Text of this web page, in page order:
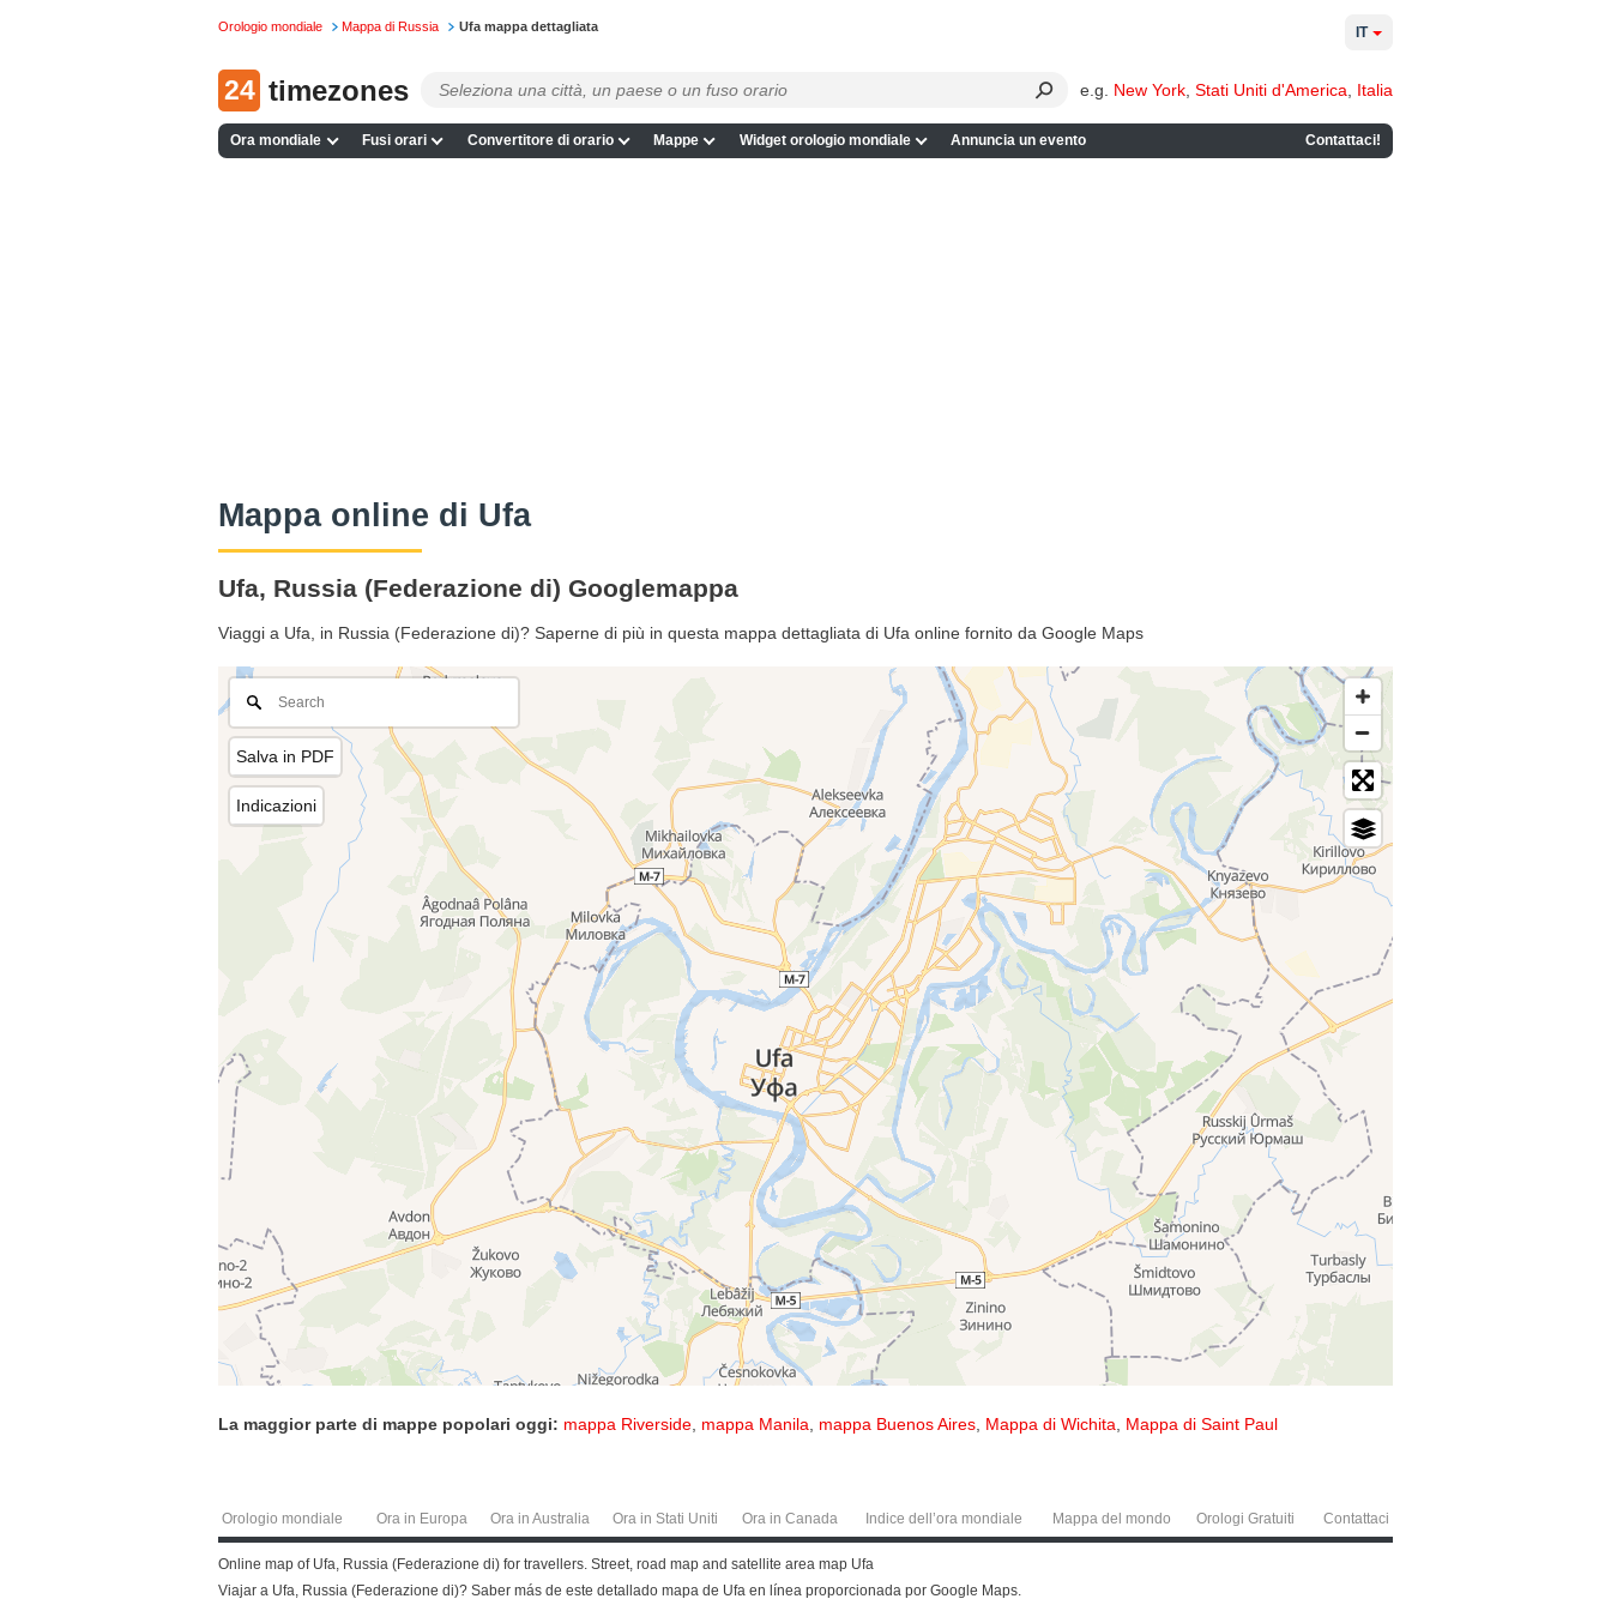
Orologio mondiale Mappa di Russia Ufa mappa dettagliata
24 timezones e.g. New York Stati Uniti d'America Italia
Ora mondiale Fusi orari Convertitore di orario Mappe Widget orologio mondiale Annuncia un evento Contattaci!
IT
Mappa online di Ufa
Ufa, Russia (Federazione di) Googlemappa
Viaggi a Ufa, in Russia (Federazione di)? Saperne di più in questa mappa dettagliata di Ufa online fornito da Google Maps
Salva in PDF
Indicazioni
La maggior parte di mappe popolari oggi: mappa Riverside mappa Manila mappa Buenos Aires Mappa di Wichita Mappa di Saint Paul
Orologio mondiale Ora in Europa Ora in Australia Ora in Stati Uniti Ora in Canada Indice dell’ora mondiale Mappa del mondo Orologi Gratuiti Contattaci
Online map of Ufa, Russia (Federazione di) for travellers. Street, road map and satellite area map Ufa
Viajar a Ufa, Russia (Federazione di)? Saber más de este detallado mapa de Ufa en línea proporcionada por Google Maps.